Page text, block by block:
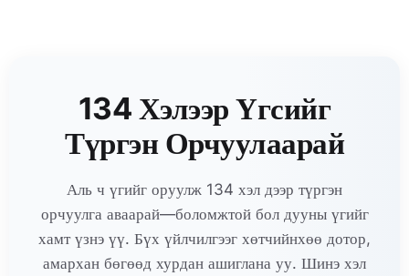
134 Хэлээр Үгсийг
Түргэн Орчуулаарай
Аль ч үгийг оруулж 134 хэл дээр түргэн
орчуулга аваарай—боломжтой бол дууны үгийг
хамт үзнэ үү. Бүх үйлчилгээг хөтчийнхөө дотор,
амархан бөгөөд хурдан ашиглана уу. Шинэ хэл